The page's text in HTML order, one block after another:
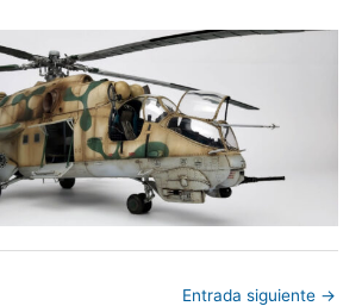
Entrada siguiente →